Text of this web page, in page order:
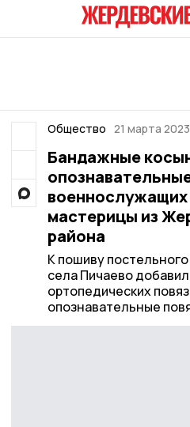
Общество 21 марта
Бандажные
мастерицы из
района
К пошиву
села Пичаево
ортопедических
опознавательные